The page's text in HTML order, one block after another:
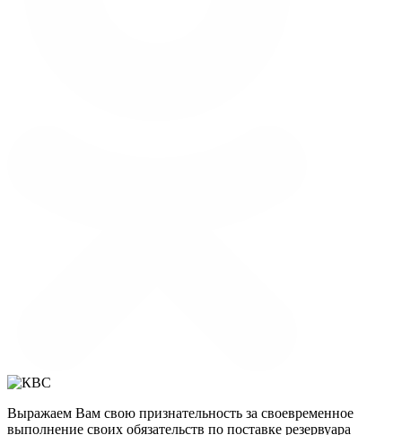
Выражаем Вам свою признательность за своевременное
выполнение своих обязательств по поставке резервуара